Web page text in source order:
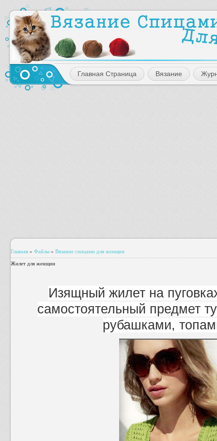
Главная Страница Вязание
Главная » Файлы » Вязание спицами для женщин
Жилет для женщин
Изящный жилет на
самостоятельный предмет
рубашками,